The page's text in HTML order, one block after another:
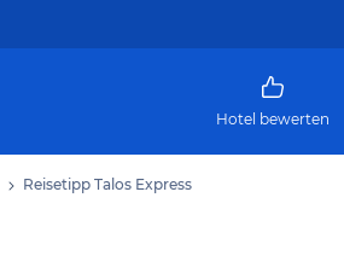
Hotel bewerten
Reisetipp Talos Express